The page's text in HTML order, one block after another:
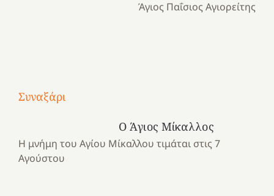
Άγιος Παΐσιος Αγιορείτης
Συναξάρι
Ο Άγιος Μίκαλλος
Η μνήμη του Αγίου Μίκαλλου τιμάται στις 7
Αγούστου
Μια
ένα
καλοκαίρι
και
Νοσοκομείο
“Ερυθρός
Κατασκηνωτικές
το
Ελληνικό